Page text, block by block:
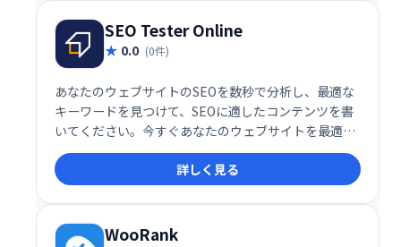
SEO Tester Online
0.0 (0件)
あなたのウェブサイトのSEOを数秒で分析し、最適な
キーワードを見つけて、SEOに適したコンテンツを書
いてください。今すぐあなたのウェブサイトを最適化
して、あなたの新しいユーザーを楽しんでください！
詳しく見る
WooRank